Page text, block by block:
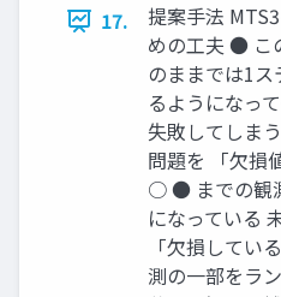
17.
提案手法
めの工夫 ●
のままでは1
るようになっ
失敗してしま
問題を 「欠損
○ ● までの観
になっている
「欠損してい
測の一部をラ